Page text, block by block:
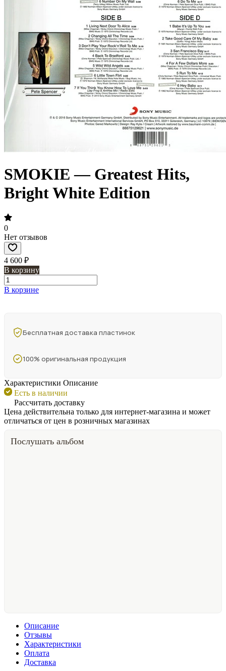
SMOKIE — Greatest Hits,
Bright White Edition
0
Нет отзывов
4 600 ₽
В корзину
В корзине
Бесплатная доставка пластинок
100% оригинальная продукция
Характеристики Описание
Есть в наличии
Рассчитать доставку
Цена действительна только для интернет-магазина и может
отличаться от цен в розничных магазинах
Послушать альбом
Описание
Отзывы
Характеристики
Оплата
Доставка